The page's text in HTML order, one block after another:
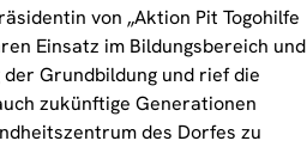
von „Aktion Pit Togohilfe
Einsatz im Bildungsbereich und
Grundbildung und rief die
zukünftige Generationen
des Dorfes zu